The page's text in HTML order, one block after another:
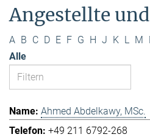
Angestellte
A B C D E F G H J K L M
Alle
Ahmed Abdelkawy, MSc.
+49 211 6792-268